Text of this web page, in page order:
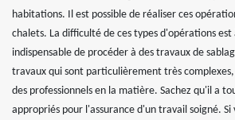
habitations. Il est possible de réaliser ces
chalets. La difficulté de ces types d'opérations
indispensable de procéder à des travaux de
travaux qui sont particulièrement très
des professionnels en la matière. Sachez qu'il a
appropriés pour l'assurance d'un travail soigné. Si